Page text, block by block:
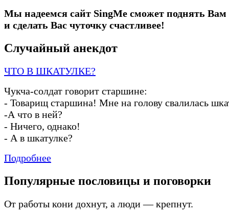
Мы надеемся сайт SingMe сможет поднять Вам
и сделать Вас чуточку счастливее!
Случайный анекдот
ЧТО В ШКАТУЛКЕ?
Чукча-солдат говорит старшине:
- Товарищ старшина! Мне на голову свалилась
-А что в ней?
- Ничего, однако!
- А в шкатулке?
Подробнее
Популярные пословицы и поговорки
От работы кони дохнут, а люди — крепнут.